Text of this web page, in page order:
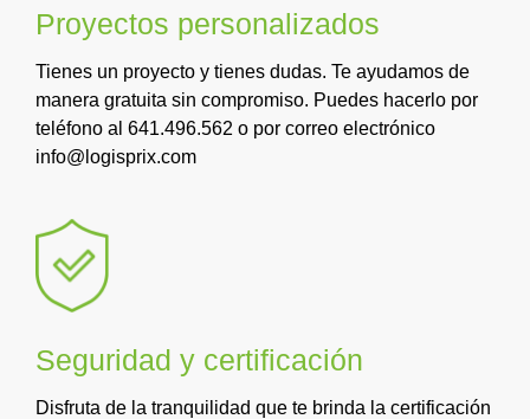
Proyectos personalizados
Tienes un proyecto y tienes dudas. Te ayudamos de
manera gratuita sin compromiso. Puedes hacerlo por
teléfono al 641.496.562 o por correo electrónico
info@logisprix.com
Seguridad y certificación
Disfruta de la tranquilidad que te brinda la certificación